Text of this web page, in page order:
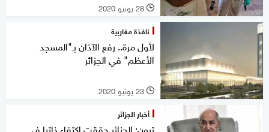
l 28 يونيو 2020
نافذة مغاربية
لأول مرة.. رفع الآذان بـ"المسجد
الأعظم" في الجزائر
l 23 يونيو 2020
أخبار الجزائر
تبون: الجزائر حققت اكتفاء ذاتيا في